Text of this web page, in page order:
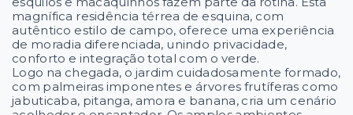
magnífica residência térrea de esquina, com
autêntico estilo de campo, oferece uma experiência
de moradia diferenciada, unindo privacidade,
conforto e integração total com o verde.
Logo na chegada, o jardim cuidadosamente formado,
com palmeiras imponentes e árvores frutíferas como
jabuticaba, pitanga, amora e banana, cria um cenário